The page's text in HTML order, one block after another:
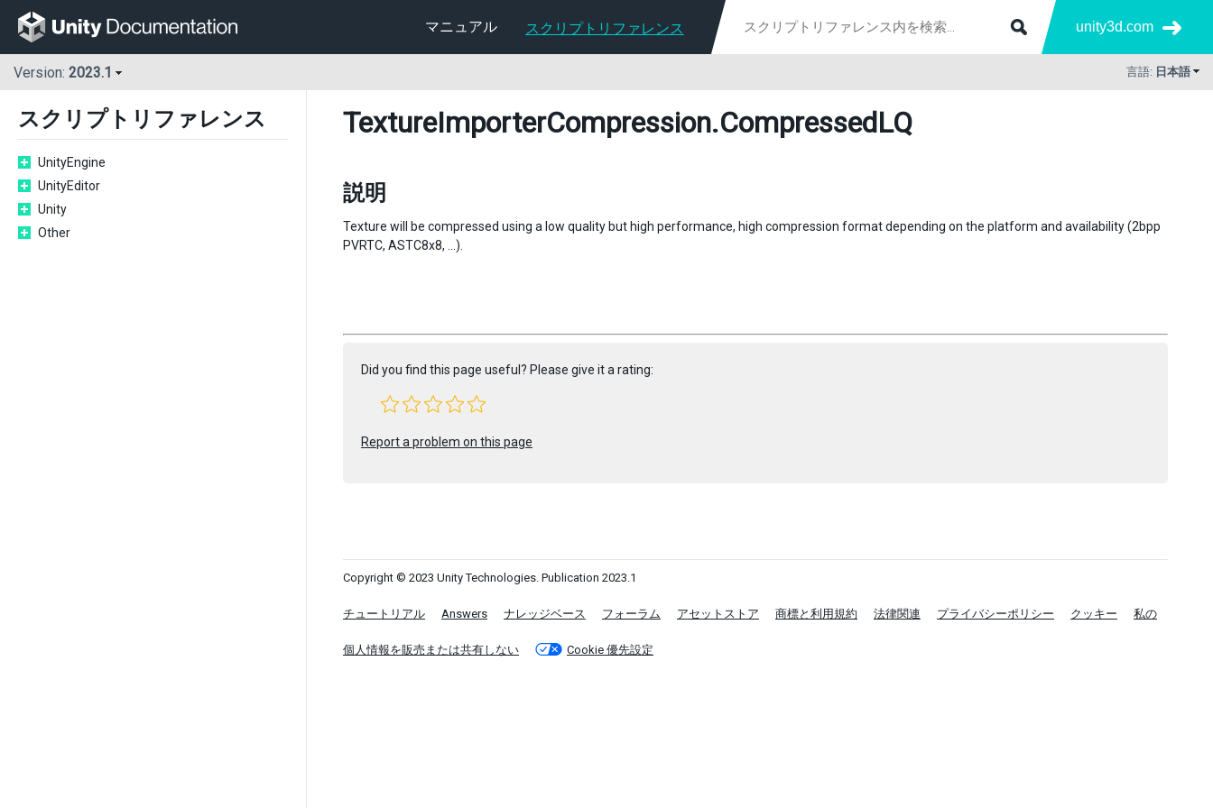
マニュアル スクリプトリファレンス unity3d.com
Version: 2023.1 言語: 日本語
スクリプトリファレンス
UnityEngine
UnityEditor
Unity
Other
TextureImporterCompression.CompressedLQ
説明
Texture will be compressed using a low quality but high performance, high compression format depending on the platform and availability (2bpp
PVRTC, ASTC8x8, ...).
Did you find this page useful? Please give it a rating:
Report a problem on this page
Copyright © 2023 Unity Technologies. Publication 2023.1
チュートリアル Answers ナレッジベース フォーラム アセットストア 商標と利用規約 法律関連 プライバシーポリシー クッキー 私の
個人情報を販売または共有しない Cookie 優先設定